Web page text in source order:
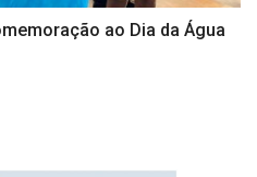
ao Dia da Água